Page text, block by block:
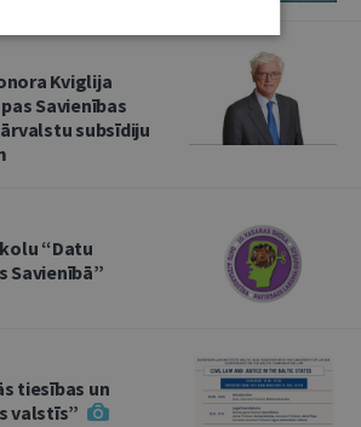
Kviglija
Savienības
subsīdiju
“Datu
Savienībā”
tiesības un
valstīs”